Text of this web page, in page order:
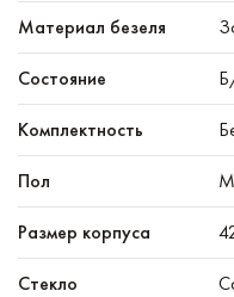
Материал безеля
Состояние
Комплектность
Пол
Размер корпуса
Стекло